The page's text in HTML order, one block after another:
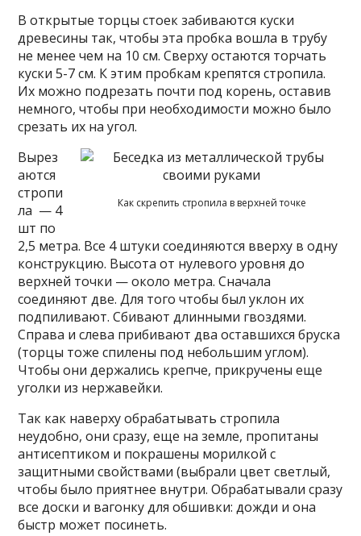
В открытые торцы стоек забиваются куски
древесины так, чтобы эта пробка вошла в трубу
не менее чем на 10 см. Сверху остаются торчать
куски 5-7 см. К этим пробкам крепятся стропила.
Их можно подрезать почти под корень, оставив
немного, чтобы при необходимости можно было
срезать их на угол.
Как скрепить стропила в верхней точке
Вырез
аются
стропи
ла — 4
шт по
2,5 метра. Все 4 штуки соединяются вверху в одну
конструкцию. Высота от нулевого уровня до
верхней точки — около метра. Сначала
соединяют две. Для того чтобы был уклон их
подпиливают. Сбивают длинными гвоздями.
Справа и слева прибивают два оставшихся бруска
(торцы тоже спилены под небольшим углом).
Чтобы они держались крепче, прикручены еще
уголки из нержавейки.
Так как наверху обрабатывать стропила
неудобно, они сразу, еще на земле, пропитаны
антисептиком и покрашены морилкой с
защитными свойствами (выбрали цвет светлый,
чтобы было приятнее внутри. Обрабатывали сразу
все доски и вагонку для обшивки: дожди и она
быстр может посинеть.